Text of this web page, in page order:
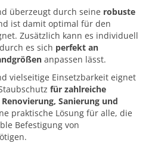
überzeugt durch seine robuste
ist damit optimal für den
Zusätzlich kann es individuell
es sich perfekt an
anpassen lässt.
vielseitige Einsetzbarkeit eignet
für zahlreiche
Sanierung und
praktische Lösung für alle, die
Befestigung von